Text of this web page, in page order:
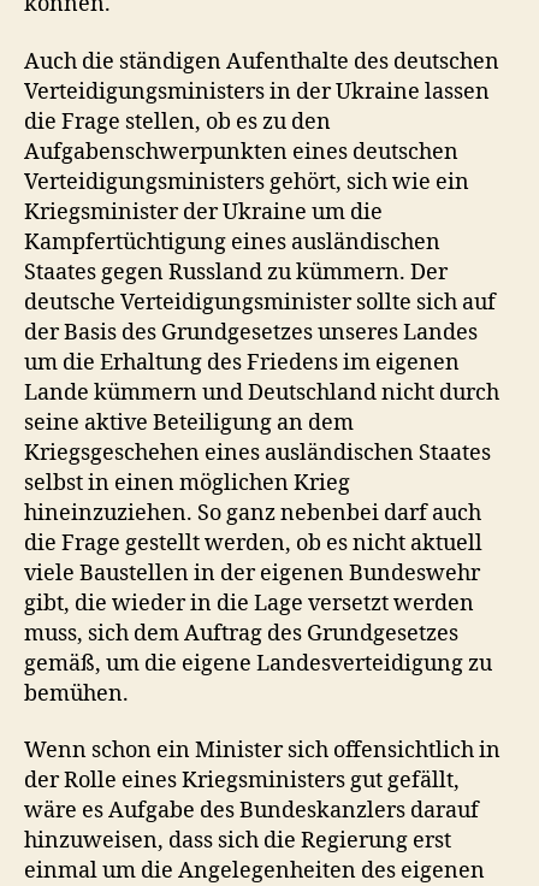
Auch die ständigen Aufenthalte des deutschen
Verteidigungsministers in der Ukraine lassen
die Frage stellen, ob es zu den
Aufgabenschwerpunkten eines deutschen
Verteidigungsministers gehört, sich wie ein
Kriegsminister der Ukraine um die
Kampfertüchtigung eines ausländischen
Staates gegen Russland zu kümmern. Der
deutsche Verteidigungsminister sollte sich auf
der Basis des Grundgesetzes unseres Landes
um die Erhaltung des Friedens im eigenen
Lande kümmern und Deutschland nicht durch
seine aktive Beteiligung an dem
Kriegsgeschehen eines ausländischen Staates
selbst in einen möglichen Krieg
hineinzuziehen. So ganz nebenbei darf auch
die Frage gestellt werden, ob es nicht aktuell
viele Baustellen in der eigenen Bundeswehr
gibt, die wieder in die Lage versetzt werden
muss, sich dem Auftrag des Grundgesetzes
gemäß, um die eigene Landesverteidigung zu
bemühen.
Wenn schon ein Minister sich offensichtlich in
der Rolle eines Kriegsministers gut gefällt,
wäre es Aufgabe des Bundeskanzlers darauf
hinzuweisen, dass sich die Regierung erst
einmal um die Angelegenheiten des eigenen